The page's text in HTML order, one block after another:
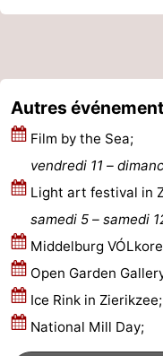
vélo
Équitation
-
Terrains
-
Surfen
Peche
Sportive
Equitation
Observation
des
phoques
Boire
et
Événements
Autres
Film by the Sea;
vendredi 11 –
Light art festival in
samedi 5 – samedi
Middelburg
Open Garden
Ice Rink in Zierikzee;
National Mill Day;